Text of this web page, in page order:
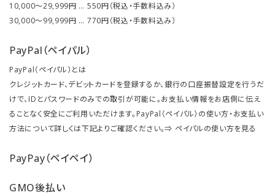
10,000～29,999円 … 550円（税込・手数料込み）
30,000～99,999円 … 770円（税込・手数料込み）
PayPal（ペイパル）
PayPal（ペイパル）とは
クレジットカード、デビットカードを登録するか、銀行の口座振替設定を行うだ
けで、IDとパスワードのみでの取引が可能に。お支払い情報をお店側に伝え
ることなく安全にご利用いただけます。PayPal（ペイパル）の使い方・お支払い
方法について詳しくは下記よりご確認ください。⇒ ペイパルの使い方を見る
PayPay（ペイペイ）
GMO後払い